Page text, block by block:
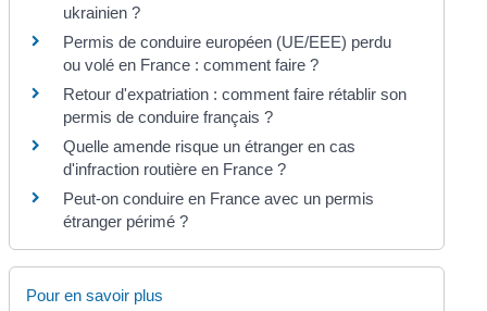
ukrainien ?
Permis de conduire européen (UE/EEE) perdu
ou volé en France : comment faire ?
Retour d'expatriation : comment faire rétablir son
permis de conduire français ?
Quelle amende risque un étranger en cas
d'infraction routière en France ?
Peut-on conduire en France avec un permis
étranger périmé ?
Pour en savoir plus